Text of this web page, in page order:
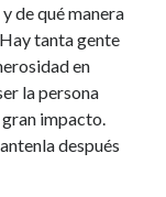
de qué manera
tanta gente
en
la persona
impacto.
después